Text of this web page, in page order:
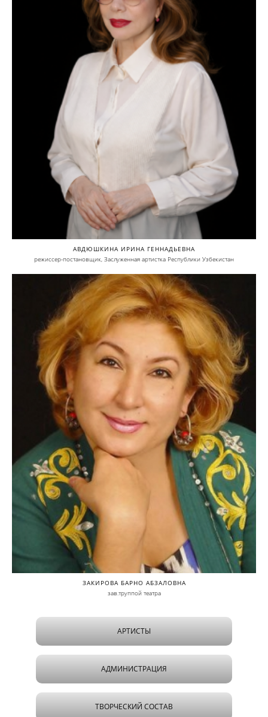
АВДЮШКИНА ИРИНА ГЕННАДЬЕВНА
режиссер-постановщик, Заслуженная артистка Республики Узбекистан
ЗАКИРОВА БАРНО АБЗАЛОВНА
зав.труппой театра
АРТИСТЫ
АДМИНИСТРАЦИЯ
ТВОРЧЕСКИЙ СОСТАВ